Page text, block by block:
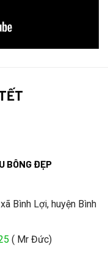
BÔNG ĐẸP
Bình Lợi, huyện Bình
( Mr Đức)